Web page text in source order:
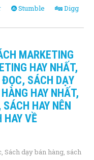
Stumble Digg
MARKETING
HAY NHẤT,
ĐỌC, SÁCH DẠY
HAY NHẤT,
HAY NÊN
HAY VỀ
, Sách dạy bán hàng, sách